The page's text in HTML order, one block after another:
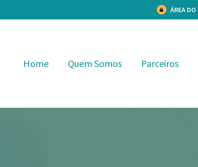
ÁREA
Home Quem Somos Parceiros